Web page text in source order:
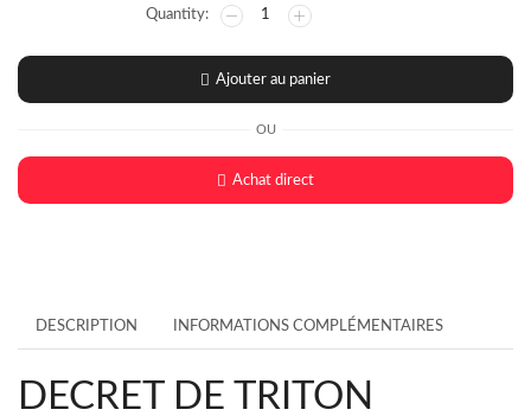
Ajouter au panier
OU
Achat direct
DESCRIPTION INFORMATIONS COMPLÉMENTAIRES
DECRET DE TRITON